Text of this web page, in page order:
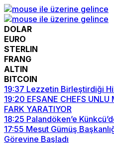
DOLAR
EURO
STERLIN
FRANG
ALTIN
BITCOIN
19:37 Lezzetin Birleştirdiği
19:20 EFSANE CHEFS
FARK YARATIYOR
18:25 Palandöken’e
17:55 Mesut Gümüş
Görevine Başladı